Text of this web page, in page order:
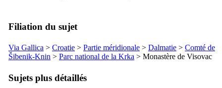
Filiation du sujet
Via Gallica > Croatie > Partie méridionale > Dalmatie > Comté de
Šibenik-Knin > Parc national de la Krka > Monastère de Visovac
Sujets plus détaillés